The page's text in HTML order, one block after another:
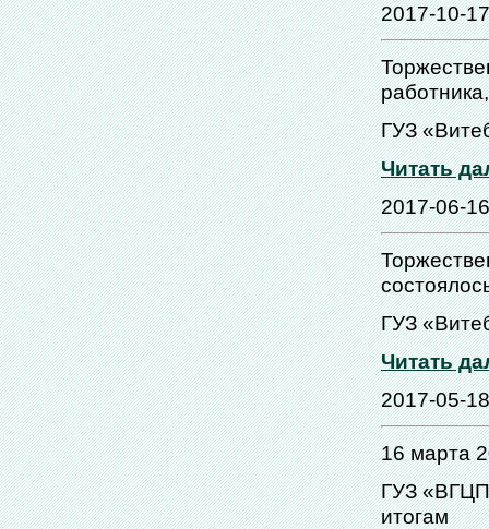
2017-10-
ГУЗ
Читать
2017-06-16
ГУЗ
Читать
2017-05-18
16 марта
ГУЗ
итогам